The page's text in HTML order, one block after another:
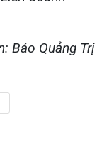
Báo Quảng Trị